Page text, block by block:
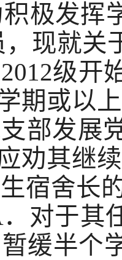
积极发挥
，现就关
2012级开
期或以上
部发展
劝其继
宿舍长
．对于其
暂缓半个